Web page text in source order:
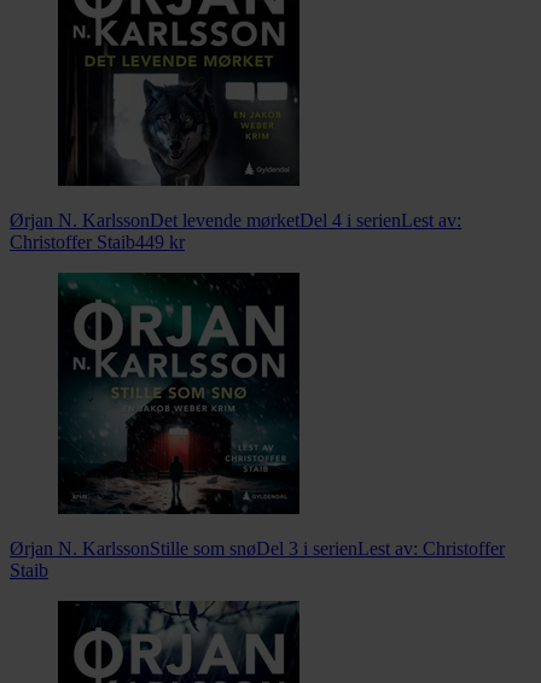
Ørjan N. KarlssonDet levende mørketDel 4 i serienLest av:
Christoffer Staib449 kr
Ørjan N. KarlssonStille som snøDel 3 i serienLest av: Christoffer
Staib